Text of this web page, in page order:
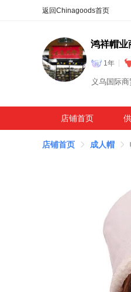
鸿祥帽业
1年
义乌国际
店铺首页
店铺首页 成人帽